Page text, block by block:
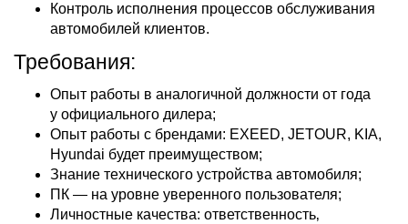
Контроль исполнения процессов обслуживания
автомобилей клиентов.
Требования:
Опыт работы в аналогичной должности от года
у официального дилера;
Опыт работы с брендами: EXEED, JETOUR, KIA,
Hyundai будет преимуществом;
Знание технического устройства автомобиля;
ПК — на уровне уверенного пользователя;
Личностные качества: ответственность‚